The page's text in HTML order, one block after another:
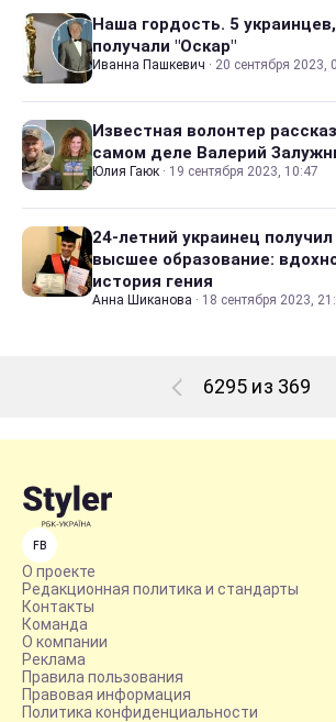
Наша гордость. 5
получали "Оскар"
Иванна Пашкевич · 20 сентября 2023,
Известная волонтер
самом деле Валерий
Юлия Гаюк · 19 сентября 2023, 10:47
24-летний украинец
высшее образование:
история гения
Анна Шиканова · 18 сентября 2023,
6295 из 369
FB
О проекте
Редакционная политика и стандарты
Контакты
Команда
О компании
Реклама
Правила пользования
Правовая информация
Политика конфиденциальности